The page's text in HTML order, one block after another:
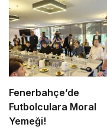
Fenerbahçe’de
Futbolculara Moral
Yemeği!